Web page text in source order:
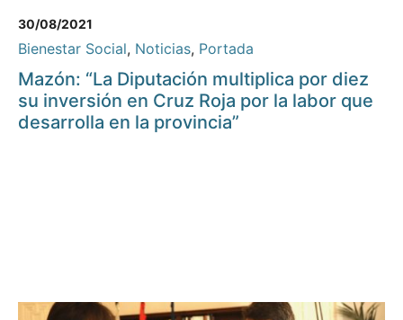
30/08/2021
Bienestar Social, Noticias, Portada
Mazón: “La Diputación multiplica por diez
su inversión en Cruz Roja por la labor que
desarrolla en la provincia”